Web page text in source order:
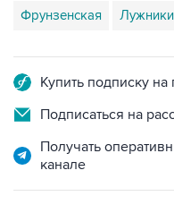
Фрунзенская Лужники
Купить подписку
Подписаться на
Получать
канале